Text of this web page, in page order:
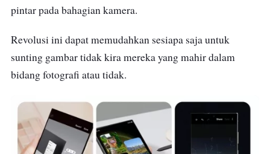
pintar pada bahagian kamera.
Revolusi ini dapat memudahkan sesiapa saja untuk
sunting gambar tidak kira mereka yang mahir dalam
bidang fotografi atau tidak.